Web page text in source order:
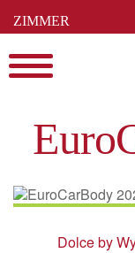
ZIMMER
Menu
Dolce by